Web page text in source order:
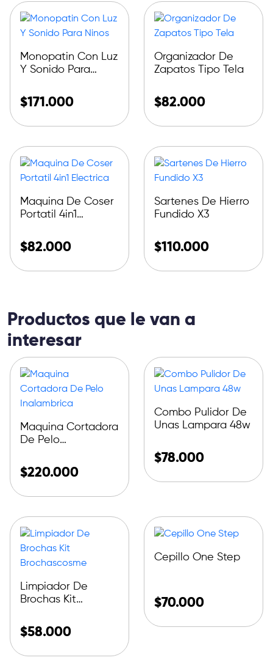
Monopatin Con Luz
Y Sonido Para
$171.000
Organizador De
Zapatos Tipo Tela
$82.000
Maquina De Coser
Portatil 4in1
$82.000
Sartenes De Hierro
Fundido X3
$110.000
Productos que le van a
interesar
Maquina Cortadora
De Pelo
$220.000
Combo Pulidor De
Unas Lampara 48w
$78.000
Limpiador De
Brochas Kit
$58.000
Cepillo One Step
$70.000